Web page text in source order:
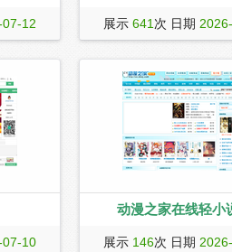
12
方特网（www.fangte.com）
300多个项目为一体的高科技
展示 641 次 日期
为培训
07-10
动漫之家在线轻小
动漫之家在线轻小说站提供海
展示 146次 日期